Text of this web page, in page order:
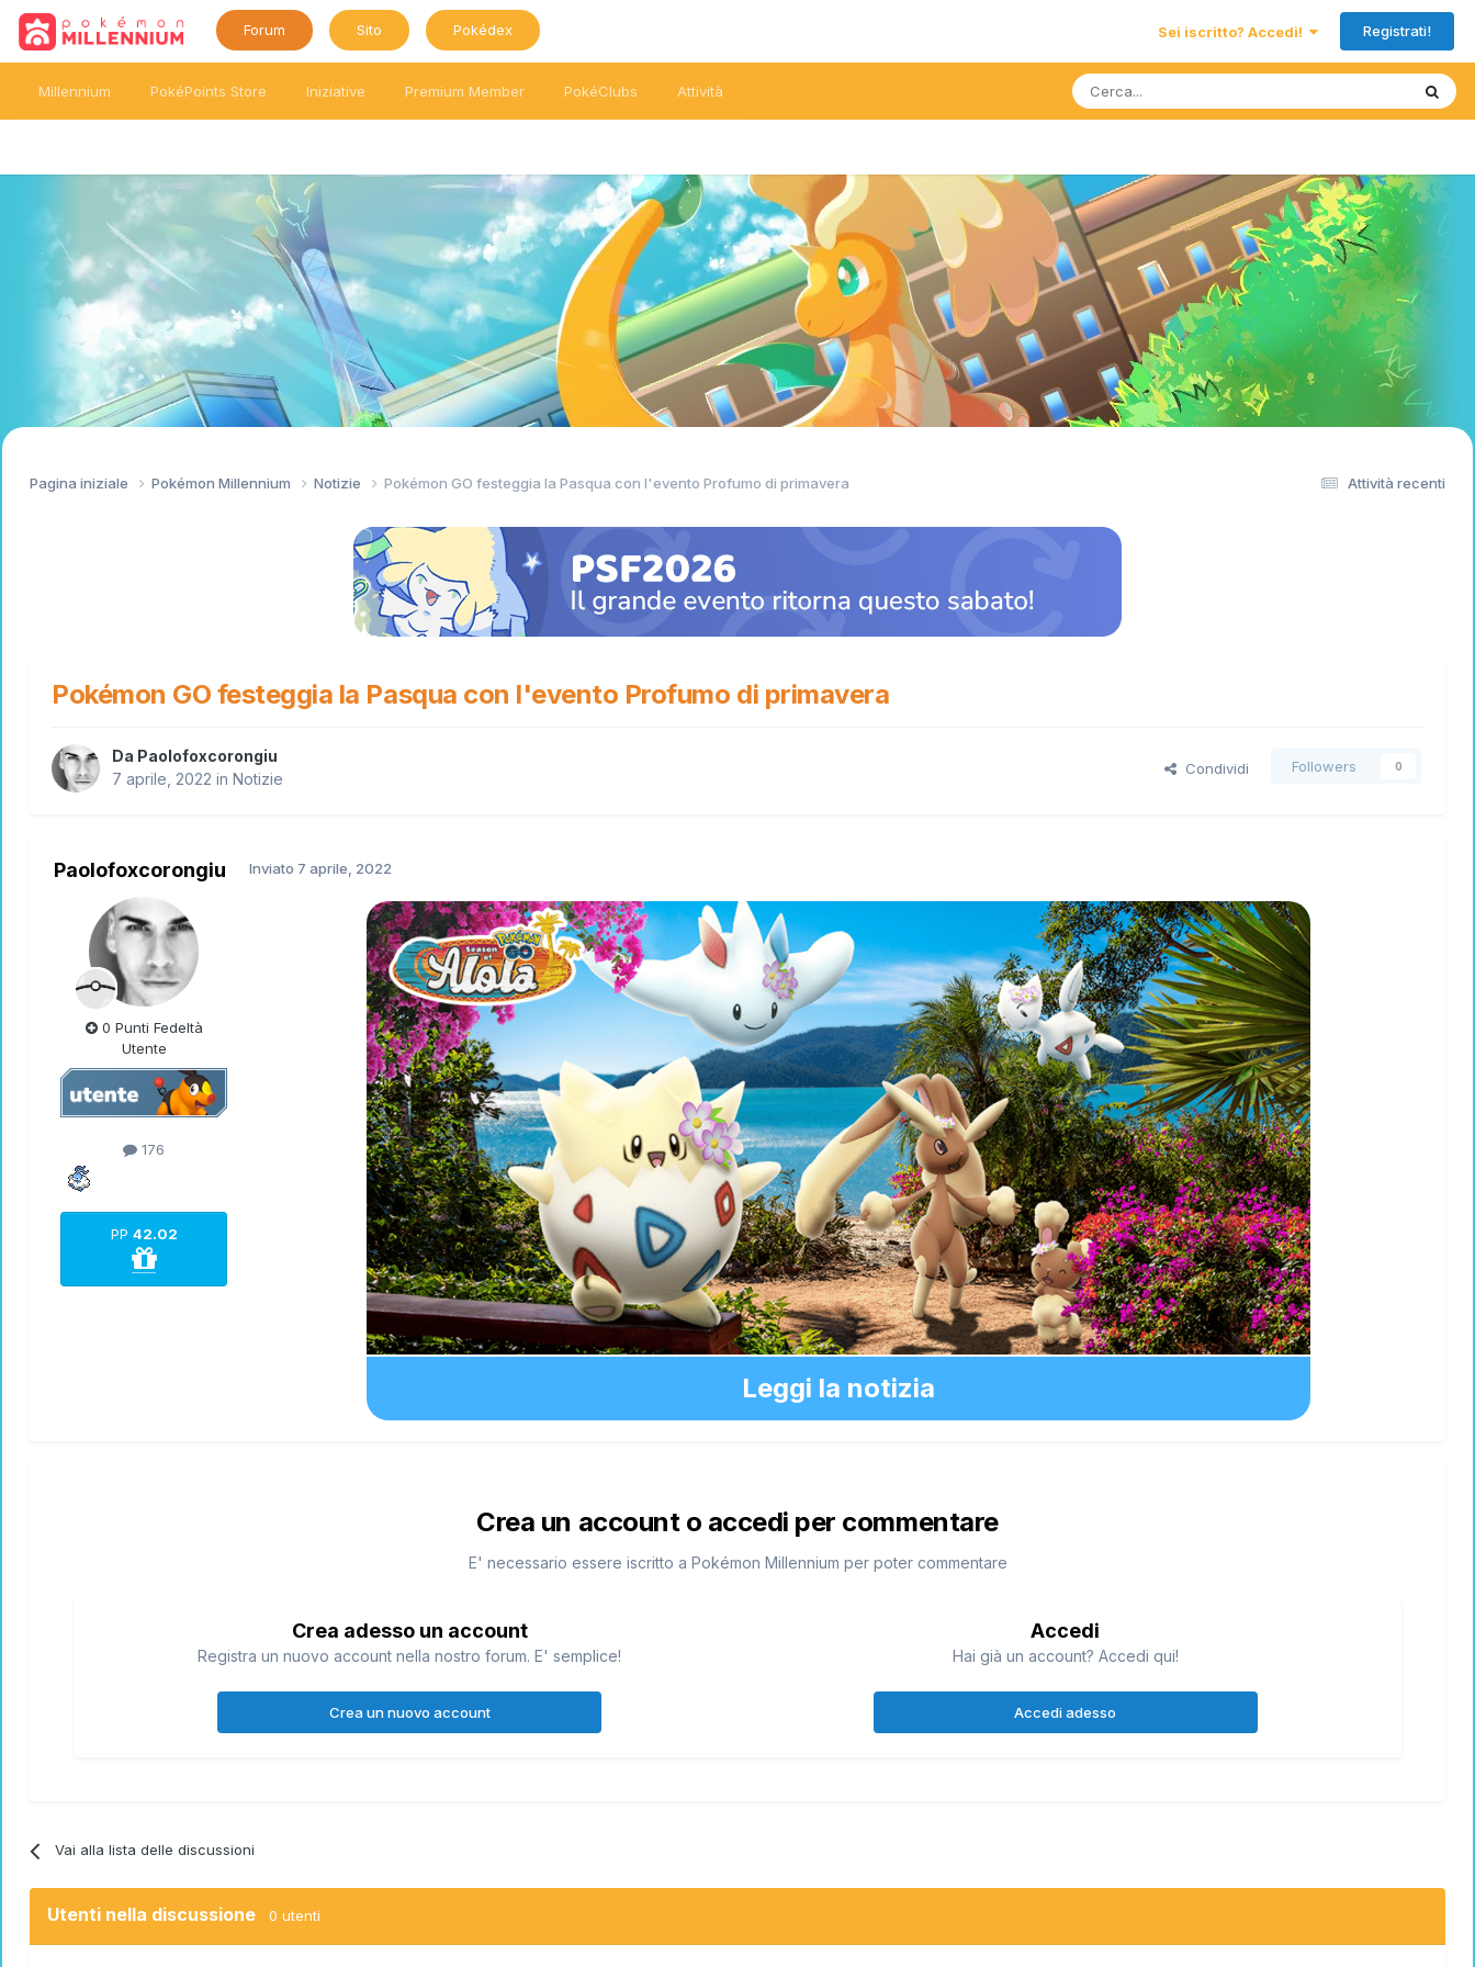
Forum Sito Pokédex Sei iscritto? Accedi! Registrati!
Millennium PokéPoints Store Iniziative Premium Member PokéClubs Attività
Attività recenti
Pagina iniziale Pokémon Millennium Notizie Pokémon GO festeggia la Pasqua con l'evento Profumo di primavera
Pokémon GO festeggia la Pasqua con l'evento Profumo di primavera
Da Paolofoxcorongiu
7 aprile, 2022 in Notizie
Condividi Followers 0
Paolofoxcorongiu
0 Punti Fedeltà
Utente
176
PP 42.02
Inviato 7 aprile, 2022
Leggi la notizia
Crea un account o accedi per commentare
E' necessario essere iscritto a Pokémon Millennium per poter commentare
Crea adesso un account
Registra un nuovo account nella nostro forum. E' semplice!
Crea un nuovo account
Accedi
Hai già un account? Accedi qui!
Accedi adesso
Vai alla lista delle discussioni
Utenti nella discussione 0 utenti